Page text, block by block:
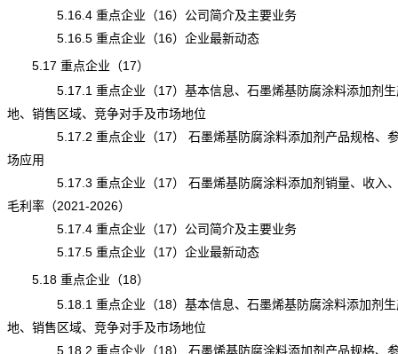
5.16.4 重点企业（16）公司简介及主要业务
5.16.5 重点企业（16）企业最新动态
5.17 重点企业（17）
5.17.1 重点企业（17）基本信息、石墨烯基防腐涂料添加剂生
地、销售区域、竞争对手及市场地位
5.17.2 重点企业（17） 石墨烯基防腐涂料添加剂产品规格、参
场应用
5.17.3 重点企业（17） 石墨烯基防腐涂料添加剂销量、收入、
毛利率（2021-2026）
5.17.4 重点企业（17）公司简介及主要业务
5.17.5 重点企业（17）企业最新动态
5.18 重点企业（18）
5.18.1 重点企业（18）基本信息、石墨烯基防腐涂料添加剂生
地、销售区域、竞争对手及市场地位
5.18.2 重点企业（18） 石墨烯基防腐涂料添加剂产品规格、参